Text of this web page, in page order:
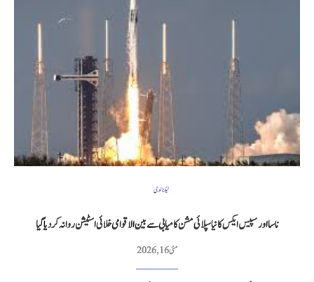
ٹیکنالوجی
ناسا اور سپیس ایکس کا نیا سپلائی مشن کامیابی سے بین الاقوامی خلائی اسٹیشن روانہ کر دیا گیا
مئی 16, 2026